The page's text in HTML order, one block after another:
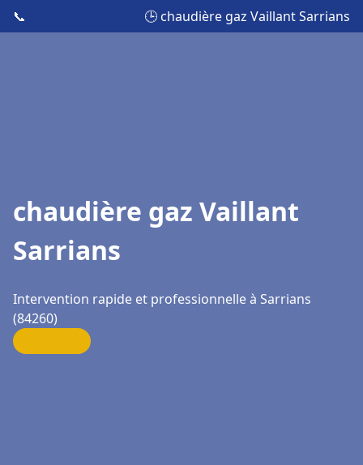
📞 🕒 chaudière gaz Vaillant Sarrians
chaudière gaz Vaillant
Sarrians
Intervention rapide et professionnelle à Sarrians
(84260)